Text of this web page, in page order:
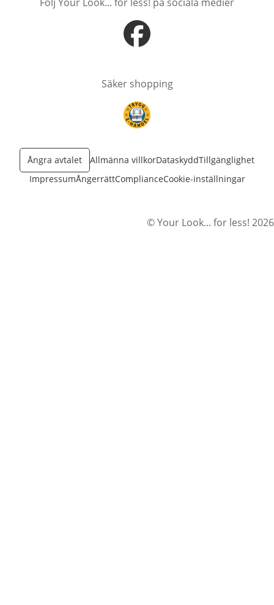
öppnas i nytt fönster
Säker shopping
öppnas i nytt fönster
Ångra avtalet Allmänna villkorDataskyddTillgänglighet
ImpressumÅngerrättComplianceCookie-inställningar
© Your Look... for less! 2026